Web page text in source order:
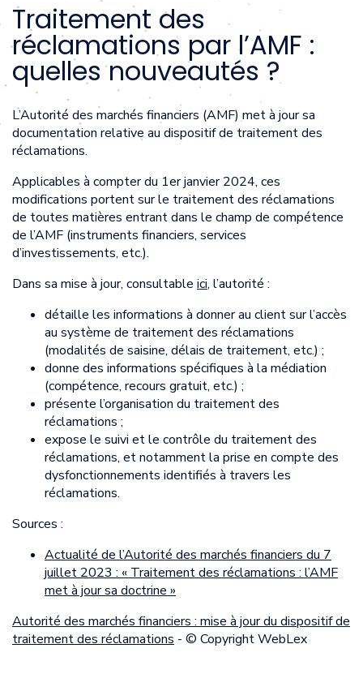
Traitement des
réclamations par l’AMF :
quelles nouveautés ?
L’Autorité des marchés financiers (AMF) met à jour sa
documentation relative au dispositif de traitement des
réclamations.
Applicables à compter du 1er janvier 2024, ces
modifications portent sur le traitement des réclamations
de toutes matières entrant dans le champ de compétence
de l’AMF (instruments financiers, services
d’investissements, etc.).
Dans sa mise à jour, consultable ici, l’autorité :
détaille les informations à donner au client sur l’accès
au système de traitement des réclamations
(modalités de saisine, délais de traitement, etc.) ;
donne des informations spécifiques à la médiation
(compétence, recours gratuit, etc.) ;
présente l’organisation du traitement des
réclamations ;
expose le suivi et le contrôle du traitement des
réclamations, et notamment la prise en compte des
dysfonctionnements identifiés à travers les
réclamations.
Sources :
Actualité de l’Autorité des marchés financiers du 7
juillet 2023 : « Traitement des réclamations : l’AMF
met à jour sa doctrine »
Autorité des marchés financiers : mise à jour du dispositif de
traitement des réclamations - © Copyright WebLex